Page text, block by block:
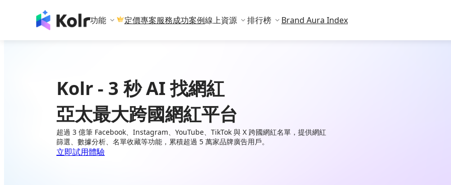
功能 定價專案服務成功案例線上資源 排行榜 Brand Aura Index
Kolr - 3 秒 AI 找網紅
亞太最大跨國網紅平台
超過 3 億筆 Facebook、Instagram、YouTube、TikTok 與 X 跨國網紅名單，提供網紅
篩選、數據分析、名單收藏等功能，累積超過 5 萬家品牌廣告用戶。
立即試用體驗